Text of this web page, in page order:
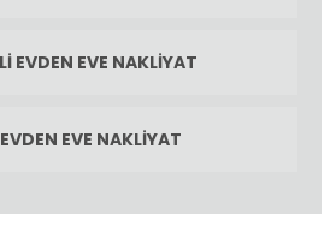
EVDEN EVE NAKLIYAT
EVE NAKLIYAT